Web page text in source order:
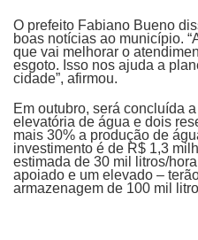
O prefeito Fabiano Bueno
boas notícias ao município.
que vai melhorar o
esgoto. Isso nos ajuda a
cidade”, afirmou.
Em outubro, será concluída
elevatória de água e dois
mais 30% a produção de
investimento é de R$ 1,3
estimada de 30 mil litros/
apoiado e um elevado –
armazenagem de 100 mil